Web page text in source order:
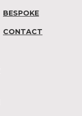
BESPOKE
CONTACT